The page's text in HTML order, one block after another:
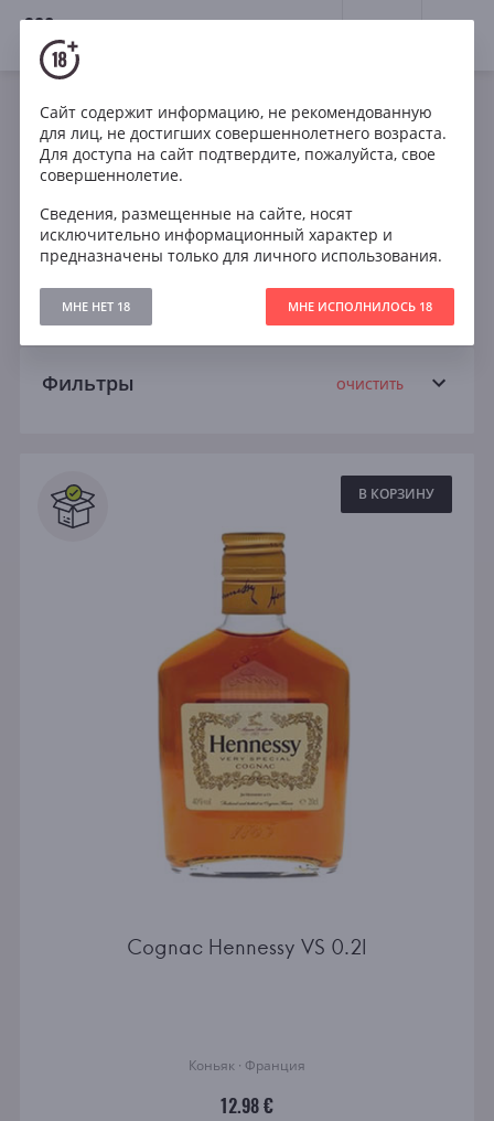
18+
Весь коньяк Арарат Camus
Remy Martin 20 лет Extra VS
VSOP XO
Фильтры ОЧИСТИТЬ
Все В КОРЗИНУ
Cognac Hennessy VS 0.2l
Коньяк · Франция
12.98 €
Сайт содержит информацию, не рекомендованную
для лиц, не достигших совершеннолетнего возраста.
Для доступа на сайт подтвердите, пожалуйста, свое
совершеннолетие.
Сведения, размещенные на сайте, носят
исключительно информационный характер и
предназначены только для личного использования.
МНЕ НЕТ 18 МНЕ ИСПОЛНИЛОСЬ 18